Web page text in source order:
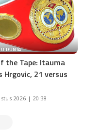
DUNIA
the Tape: Itauma
Hrgovic, 21 versus
2026 | 20:38